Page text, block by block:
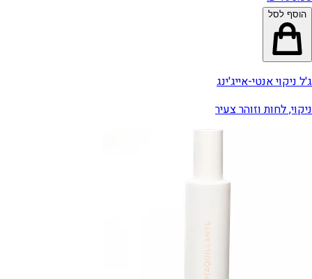
הוסף לסל
ג'ל ניקוי אנטי-אייג'ינג
ניקוי, לחות וזוהר צעיר